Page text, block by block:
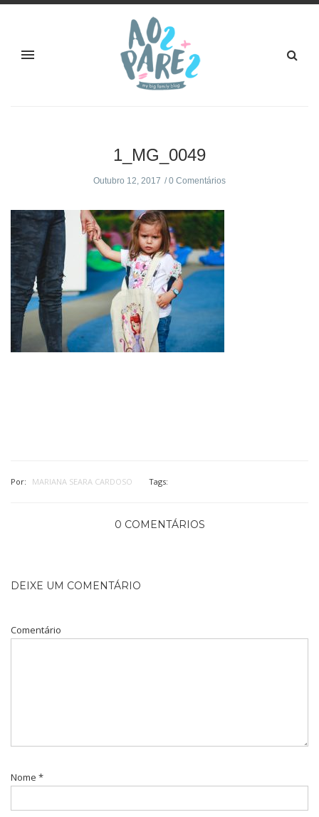
1_MG_0049
Outubro 12, 2017 0 Comentários
Por: MARIANA SEARA CARDOSO Tags:
0 COMENTÁRIOS
DEIXE UM COMENTÁRIO
Comentário
Nome *